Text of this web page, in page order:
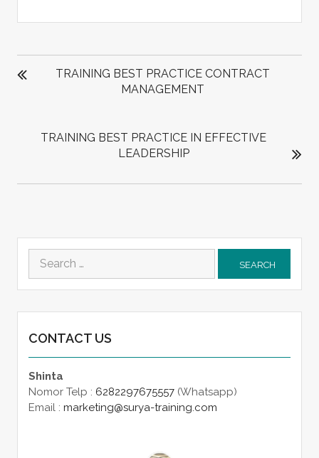
POST
NAVIGATION
TRAINING BEST PRACTICE CONTRACT
MANAGEMENT
TRAINING BEST PRACTICE IN EFFECTIVE
LEADERSHIP
Search
for:
CONTACT US
Shinta
Nomor Telp : 6282297675557(Whatsapp)
Email : marketing@surya-training.com